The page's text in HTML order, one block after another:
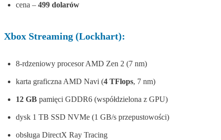
cena – 499 dolarów
Xbox Streaming (Lockhart):
8-rdzeniowy procesor AMD Zen 2 (7 nm)
karta graficzna AMD Navi (4 TFlops, 7 nm)
12 GB pamięci GDDR6 (współdzielona z GPU)
dysk 1 TB SSD NVMe (1 GB/s przepustowości)
obsługa DirectX Ray Tracing